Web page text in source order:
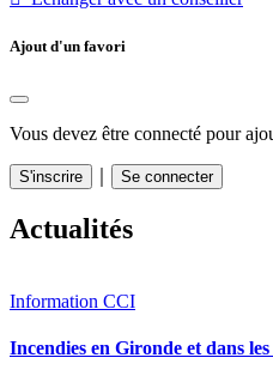
Ajout d'un favori
Vous devez être connecté pour
S'inscrire Se connecter
Actualités
Information CCI
Incendies en Gironde et dans